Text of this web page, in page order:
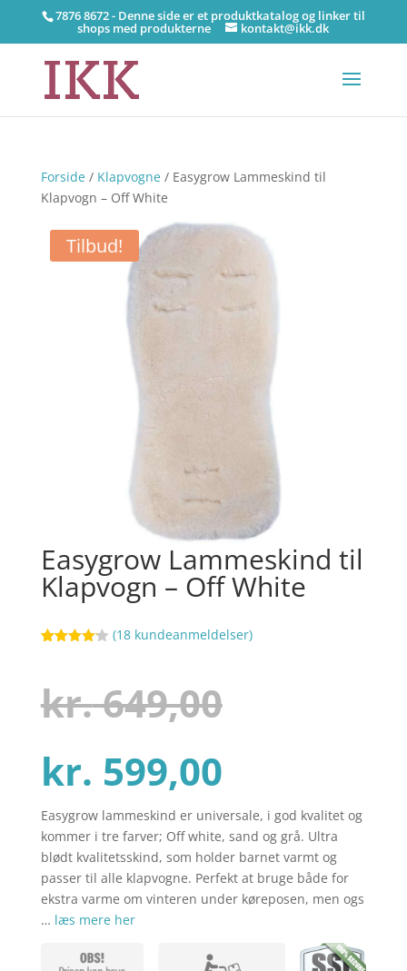
7876 8672 - Denne side er et produktkatalog og linker til
shops med produkterne kontakt@ikk.dk
Forside/ Klapvogne/ Easygrow Lammeskind til
Klapvogn – Off White
Tilbud!
Easygrow Lammeskind til
Klapvogn – Off White
baseret
på
kundebedø
(18 kundeanmeldelser)
kr.649,00
pris
var:
kr. 599,00Den
aktuelle
pris
Easygrow lammeskind er universale, i god kvalitet og
kommer i tre farver; Off white, sand og grå. Ultra
blødt kvalitetsskind, som holder barnet varmt og
passer til alle klapvogne. Perfekt at bruge både for
ekstra varme om vinteren under køreposen, men ogs
… læs mere her